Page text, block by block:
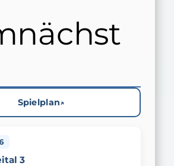
Spielplan
3